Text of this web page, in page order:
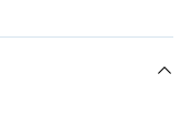
indiquer "Câbles
brut 600MHz".